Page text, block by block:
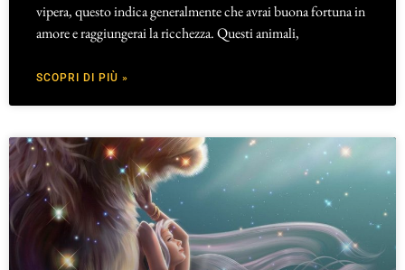
vipera, questo indica generalmente che avrai buona fortuna in
amore e raggiungerai la ricchezza. Questi animali,
SCOPRI DI PIÙ »